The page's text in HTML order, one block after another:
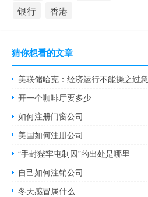
银行 香港
猜你想看的文章
美联储哈克：经济运行不能操之过急
开一个咖啡厅要多少
如何注册门窗公司
美国如何注册公司
“手封狴牢屯制囚”的出处是哪里
自己如何注销公司
冬天感冒属什么